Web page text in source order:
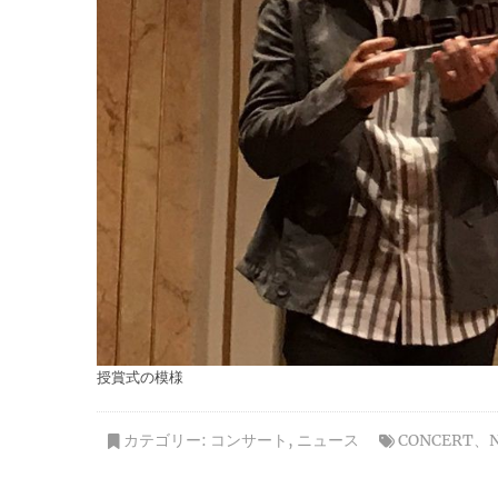
授賞式の模様
カテゴリー: コンサート , ニュース CONCERT、